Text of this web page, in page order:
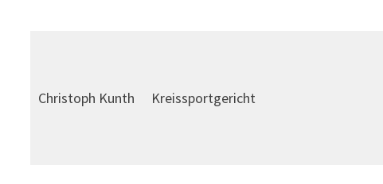
Christoph Kunth Kreissportgericht